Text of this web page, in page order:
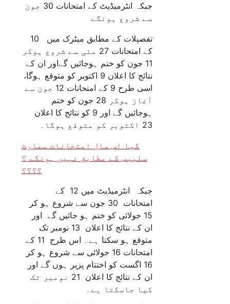
جبکہ انٹرمیڈیٹ کے امتحانات 30 جون
سے شروع ہونگے
تفصیلات کے مطابق میٹرک میں 10
کے امتحانات 27 مئی سے شروع ہوکر
11 جون کو ختم ہوجائیں گےاور ان کے
نتائج کا اعلان 9 اکتوبر کو متوقع ہوگا،
اسی طرح 9 کے امتحانات 12 جون سے
آغاز ہوکر 28 جون کو ختم
ہوجائیں گے اور 9 کو نتائج کا اعلان
23 اکتوبر کو متوقع ہوگا۔
کیا اس سال امتحانات سمارٹ
سلیبس کے مطابق نہیں ہونگے ؟
؟؟؟؟
جبکہ انٹرمیڈیٹ میں 12 کے
امتحانات 30 جون سے شروع ہو کر
15 جولائی کو ختم ہو جائیں گے اور
ان کے نتائج کا اعلان 13 نومبر تک
متوقع ہو سکتا ہے۔ اس طرح 11 کے
امتحانات 16 جولائی سے شروع ہو کر
16 اگست کو اختتام پزیر ہوں گے اور
ان کے نتائج کا اعلان 21 نومبر تک
کیا جاسکتا ہے۔